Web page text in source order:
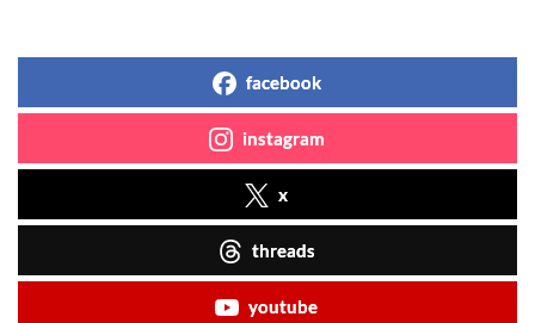
facebook
instagram
x
threads
youtube